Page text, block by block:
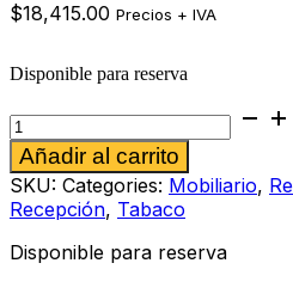
$18,415.00 Precios + IVA
Disponible para reserva
Recepción
223
color
chocolate
cantidad
Añadir al carrito
SKU: Categories: Mobiliario,
Recepción, Tabaco
Disponible para reserva